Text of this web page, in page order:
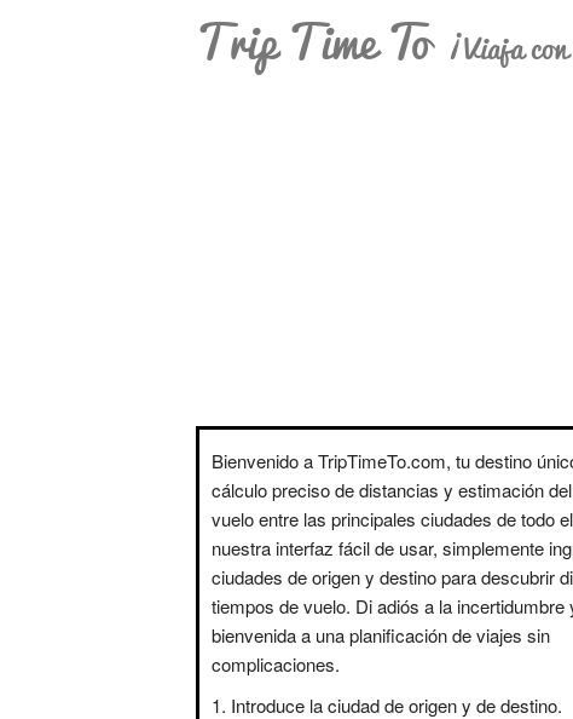
Trip Time To ¡Viaja
Bienvenido a TripTimeTo.com, tu destino
cálculo preciso de distancias y estimación
vuelo entre las principales ciudades de todo
nuestra interfaz fácil de usar, simplemente
ciudades de origen y destino para descubrir
tiempos de vuelo. Di adiós a la incertidumbre
bienvenida a una planificación de viajes sin
complicaciones.
Introduce la ciudad de origen y de destino.